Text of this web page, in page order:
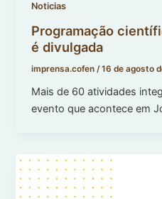
Noticias
Programação
é divulgada
imprensa.cofen /16 de agosto
Mais de 60 atividades
evento que acontece em